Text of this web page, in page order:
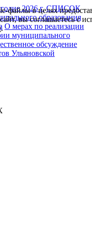
2026 г. СПИСОК
образования
О мерах по реализации
муниципального
обсуждение
Ульяновской
файлы в целях
вы соглашаетесь с
.